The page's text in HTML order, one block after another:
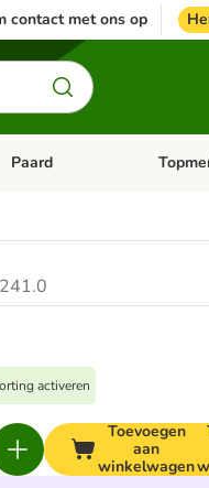
contact met ons op
Vis
Open categorie menu: Vogel
Paard Open
activeren
Toevoegen
aan
winkelwagen